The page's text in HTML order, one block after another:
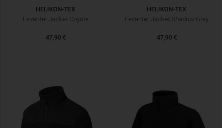
HELIKON-TEX
Levanter Jacket Coyote
47,90 €
HELIKON-TEX
Levanter Jacket Shadow Grey
47,90 €